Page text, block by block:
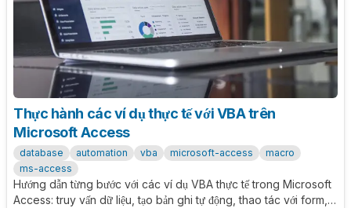
Thực hành các ví dụ thực tế với VBA trên
Microsoft Access
database automation vba microsoft-access
macro
ms-access
Hướng dẫn từng bước với các ví dụ VBA thực tế trong Microsoft
Access: truy vấn dữ liệu, tạo bản ghi tự động, thao tác với form,